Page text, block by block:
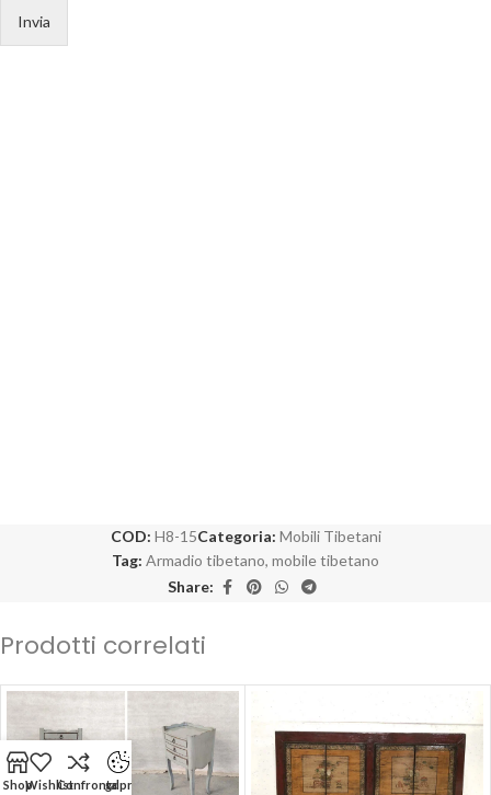
Invia
COD: H8-15Categoria: Mobili Tibetani
Tag: Armadio tibetano, mobile tibetano
Share:
Prodotti correlati
ShopWishlistConfrontagdpr